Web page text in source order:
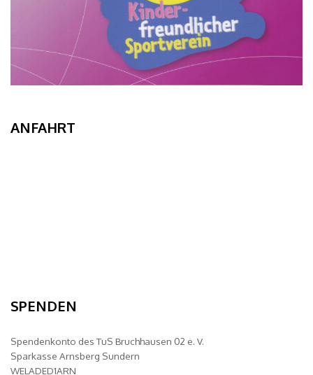
ANFAHRT
SPENDEN
Spendenkonto des TuS Bruchhausen 02 e. V.
Sparkasse Arnsberg Sundern
WELADED1ARN